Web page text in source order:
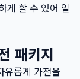
게 할 수 있어 일
패키지
유롭게 가전을